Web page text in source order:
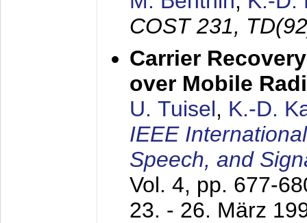
COST 231,
Carrier
over Mobile
U. Tuisel, K.-D.
IEEE
Speech, and
Vol. 4, pp. 677-
23. - 26. März